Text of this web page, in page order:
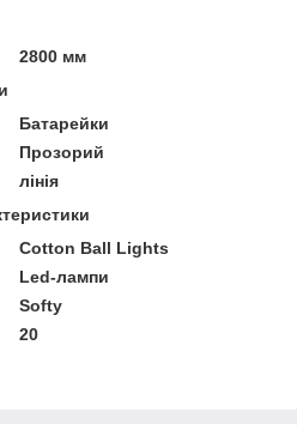
2800 мм
Батарейки
Прозорий
лінія
Cotton Ball Lights
Led-лампи
Softy
20